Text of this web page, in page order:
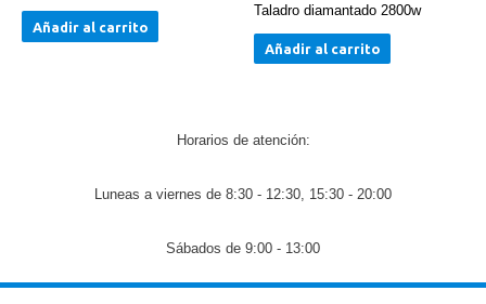
Añadir al carrito
Taladro diamantado 2800w
Añadir al carrito
Horarios de atención:
Luneas a viernes de 8:30 - 12:30, 15:30 - 20:00
Sábados de 9:00 - 13:00